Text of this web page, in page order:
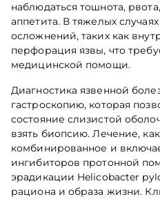
наблюдаться тошнота,
аппетита. В тяжелых
осложнений, таких как
перфорация язвы, что
медицинской помощи.
Диагностика язвенной
гастроскопию, которая
состояние слизистой
взять биопсию. Лечение,
комбинированное и
ингибиторов протонной
эрадикации Helicobacter
рациона и образа жизни.